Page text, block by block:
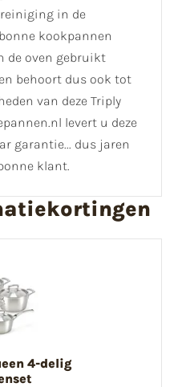
reiniging in de
kookpannen
de oven gebruikt
behoort dus ook tot
van deze Triply
levert u deze
garantie... dus jaren
klant.
4-delig